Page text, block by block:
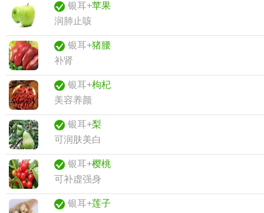
银耳+苹果
润肺止咳
银耳+猪腰
补肾
银耳+枸杞
美容养颜
银耳+梨
可润肤美白
银耳+樱桃
可补虚强身
银耳+莲子